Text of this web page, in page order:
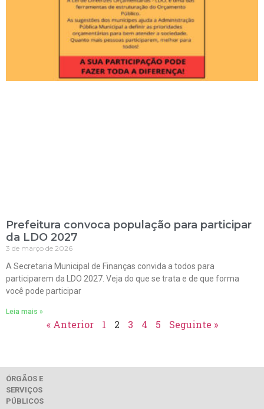
Prefeitura convoca população para participar
da LDO 2027
3 de março de 2026
A Secretaria Municipal de Finanças convida a todos para
participarem da LDO 2027. Veja do que se trata e de que forma
você pode participar
Leia mais »
« Anterior 1 2 3 4 5 Seguinte »
ÓRGÃOS E
SERVIÇOS
PÚBLICOS